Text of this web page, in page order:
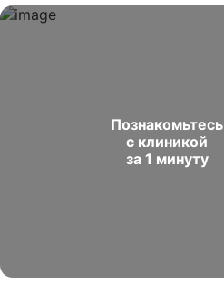
Познакомьтесь
с клиникой
за 1 минуту